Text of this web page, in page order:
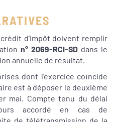
d’impôt doivent remplir
n° 2069-RCI-SD dans le
annuelle de résultat.
dont l’exercice coïncide
est à déposer le deuxième
mai. Compte tenu du délai
accordé en cas de
de télétransmission de la